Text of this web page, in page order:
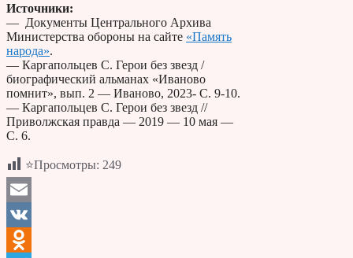
Источники:
— Документы Центрального Архива
Министерства обороны на сайте «Память
народа».
— Каргапольцев С. Герои без звезд /
биографический альманах «Иваново
помнит», вып. 2 — Иваново, 2023- С. 9-10.
— Каргапольцев С. Герои без звезд //
Приволжская правда — 2019 — 10 мая —
С. 6.
⭐Просмотры: 249
Email
VK